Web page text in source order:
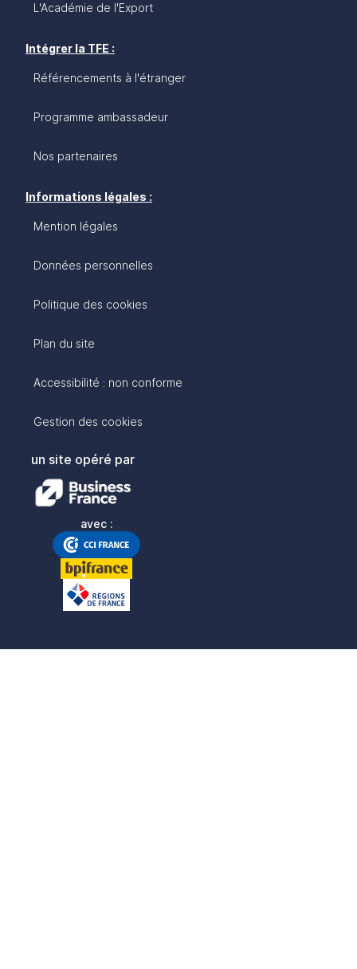
L'Académie de l'Export
Intégrer la TFE :
Référencements à l'étranger
Programme ambassadeur
Nos partenaires
Informations légales :
Mention légales
Données personnelles
Politique des cookies
Plan du site
Accessibilité : non conforme
Gestion des cookies
un site opéré par
avec :